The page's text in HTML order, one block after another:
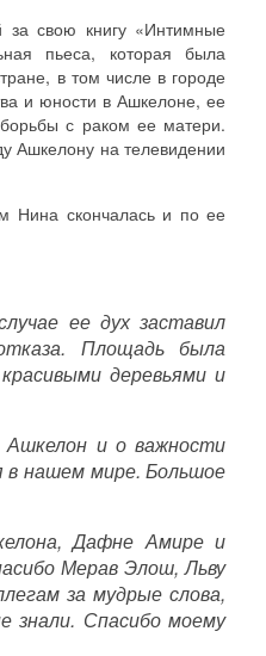
свою книгу «Интимные
пьеса, которая была
в том числе в городе
и юности в Ашкелоне, ее
с раком ее матери.
Ашкелону на телевидении
Нина скончалась и по ее
ее дух заставил
Площадь была
деревьями и
Ашкелон и о важности
в нашем мире. Большое
Дафне Амире и
Мерав Элош, Льву
за мудрые слова,
знали. Спасибо моему